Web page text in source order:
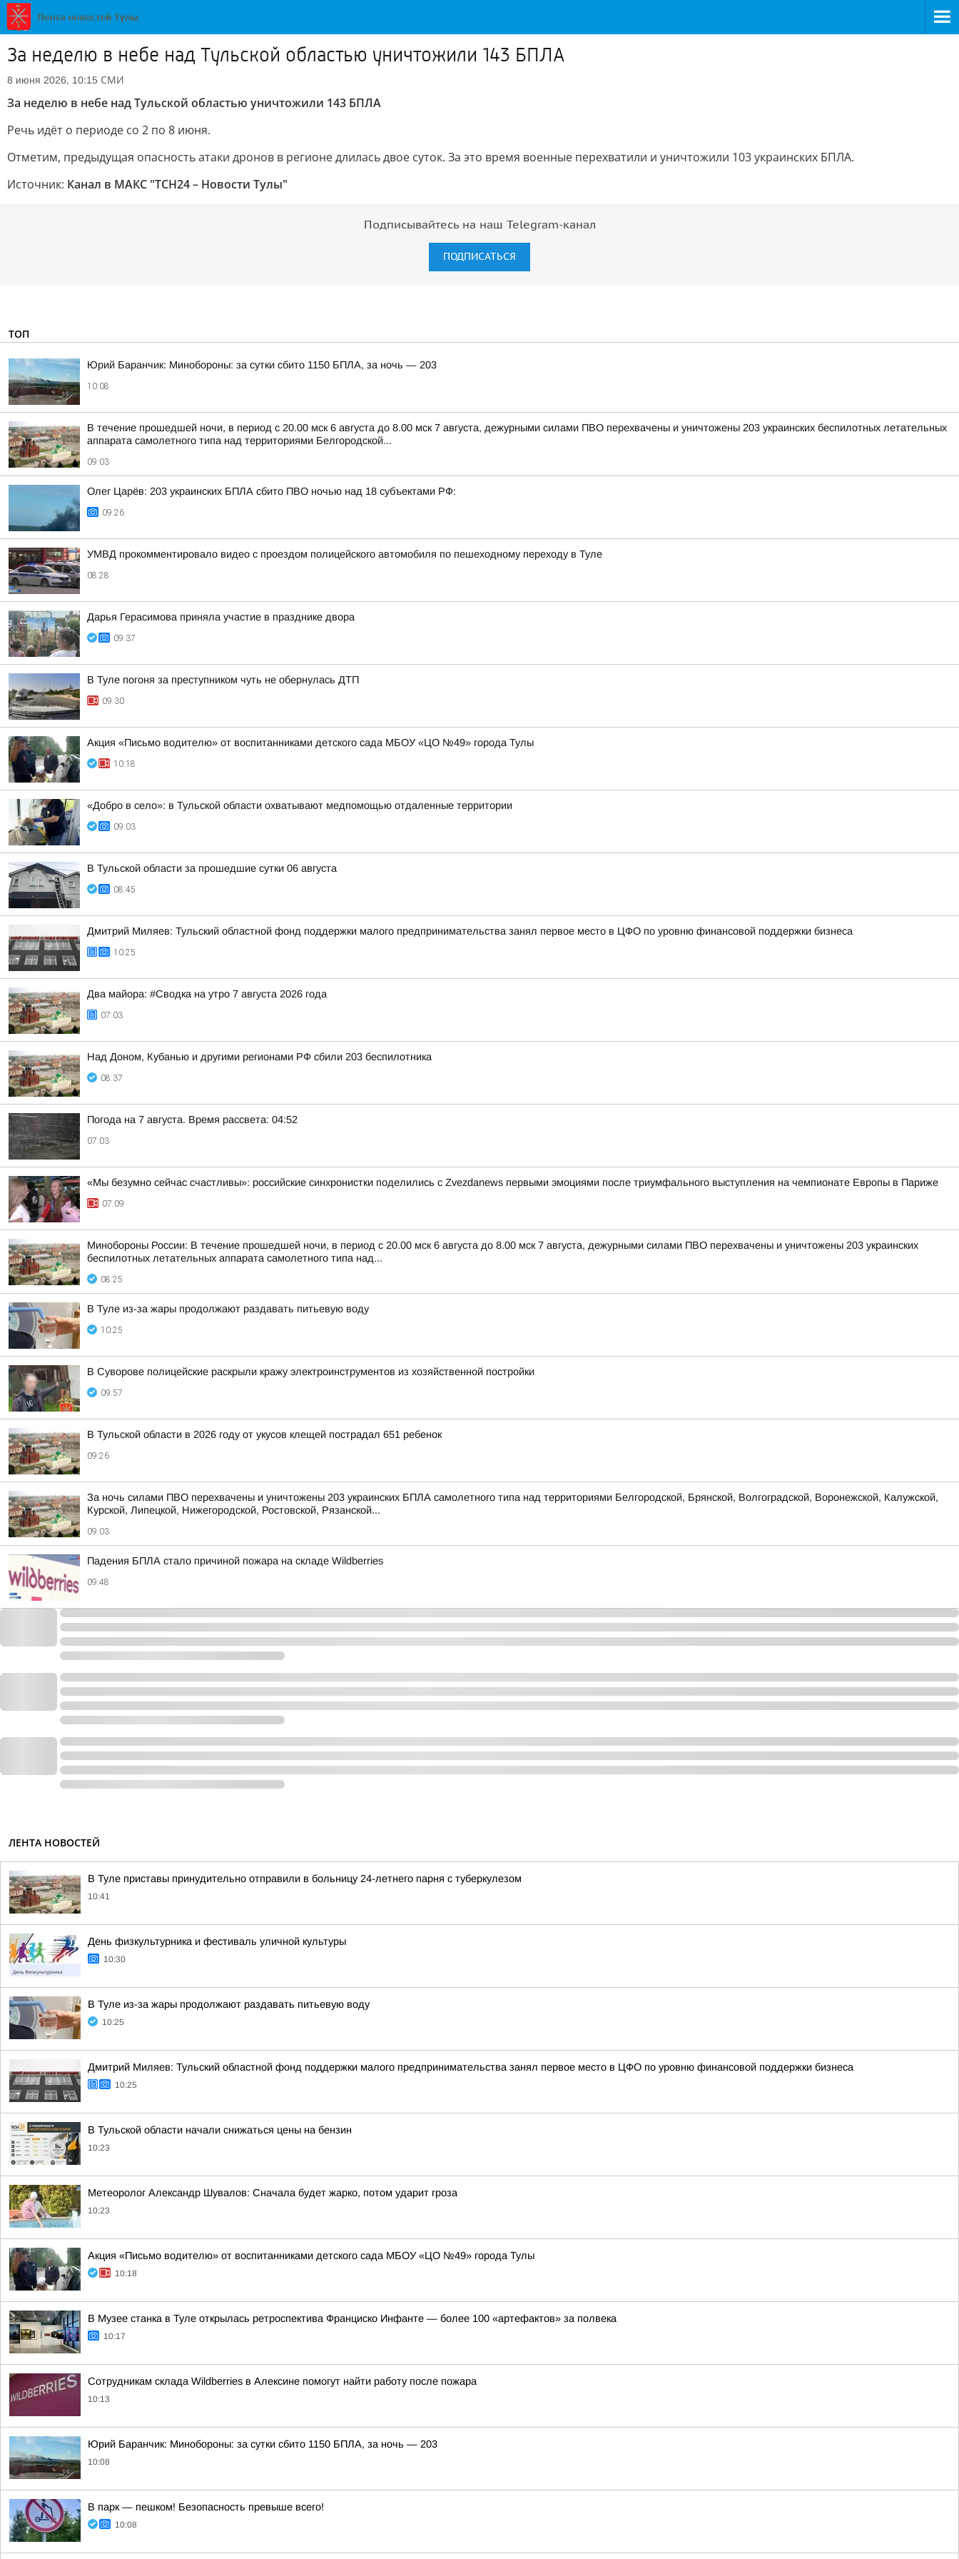
За неделю в небе над Тульской областью уничтожили 143 БПЛА
8 июня 2026, 10:15 СМИ
За неделю в небе над Тульской областью уничтожили 143 БПЛА
Речь идёт о периоде со 2 по 8 июня.
Отметим, предыдущая опасность атаки дронов в регионе длилась двое суток. За это время военные перехватили и уничтожили 103 украинских БПЛА.
Источник: Канал в МАКС "ТСН24 – Новости Тулы"
Подписывайтесь на наш Telegram-канал
ПОДПИСАТЬСЯ
ТОП
Юрий Баранчик: Минобороны: за сутки сбито 1150 БПЛА, за ночь — 203
10:08
В течение прошедшей ночи, в период с 20.00 мск 6 августа до 8.00 мск 7 августа, дежурными силами ПВО перехвачены и уничтожены 203 украинских беспилотных летательных
аппарата самолетного типа над территориями Белгородской...
09:03
Олег Царёв: 203 украинских БПЛА сбито ПВО ночью над 18 субъектами РФ:
09:26
УМВД прокомментировало видео с проездом полицейского автомобиля по пешеходному переходу в Туле
08:28
Дарья Герасимова приняла участие в празднике двора
09:37
В Туле погоня за преступником чуть не обернулась ДТП
09:30
Акция «Письмо водителю» от воспитанниками детского сада МБОУ «ЦО №49» города Тулы
10:18
«Добро в село»: в Тульской области охватывают медпомощью отдаленные территории
09:03
В Тульской области за прошедшие сутки 06 августа
08:45
Дмитрий Миляев: Тульский областной фонд поддержки малого предпринимательства занял первое место в ЦФО по уровню финансовой поддержки бизнеса
10:25
Два майора: #Сводка на утро 7 августа 2026 года
07:03
Над Доном, Кубанью и другими регионами РФ сбили 203 беспилотника
08:37
Погода на 7 августа. Время рассвета: 04:52
07:03
«Мы безумно сейчас счастливы»: российские синхронистки поделились с Zvezdanews первыми эмоциями после триумфального выступления на чемпионате Европы в Париже
07:09
Минобороны России: В течение прошедшей ночи, в период с 20.00 мск 6 августа до 8.00 мск 7 августа, дежурными силами ПВО перехвачены и уничтожены 203 украинских
беспилотных летательных аппарата самолетного типа над...
08:25
В Туле из-за жары продолжают раздавать питьевую воду
10:25
В Суворове полицейские раскрыли кражу электроинструментов из хозяйственной постройки
09:57
В Тульской области в 2026 году от укусов клещей пострадал 651 ребенок
09:26
За ночь силами ПВО перехвачены и уничтожены 203 украинских БПЛА самолетного типа над территориями Белгородской, Брянской, Волгоградской, Воронежской, Калужской,
Курской, Липецкой, Нижегородской, Ростовской, Рязанской...
09:03
Падения БПЛА стало причиной пожара на складе Wildberries
09:48
ЛЕНТА НОВОСТЕЙ
В Туле приставы принудительно отправили в больницу 24-летнего парня с туберкулезом
10:41
День физкультурника и фестиваль уличной культуры
10:30
В Туле из-за жары продолжают раздавать питьевую воду
10:25
Дмитрий Миляев: Тульский областной фонд поддержки малого предпринимательства занял первое место в ЦФО по уровню финансовой поддержки бизнеса
10:25
В Тульской области начали снижаться цены на бензин
10:23
Метеоролог Александр Шувалов: Сначала будет жарко, потом ударит гроза
10:23
Акция «Письмо водителю» от воспитанниками детского сада МБОУ «ЦО №49» города Тулы
10:18
В Музее станка в Туле открылась ретроспектива Франциско Инфанте — более 100 «артефактов» за полвека
10:17
Сотрудникам склада Wildberries в Алексине помогут найти работу после пожара
10:13
Юрий Баранчик: Минобороны: за сутки сбито 1150 БПЛА, за ночь — 203
10:08
В парк — пешком! Безопасность превыше всего!
10:08